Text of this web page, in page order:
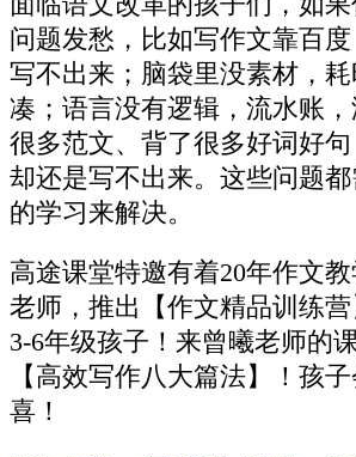
问题发愁，比如写作文靠百
写不出来；脑袋里没素材，
凑；语言没有逻辑，流水账
很多范文、背了很多好词好
却还是写不出来。这些问题
的学习来解决。
高途课堂特邀有着20年作文
老师，推出【作文精品训练
3-6年级孩子！来曾曦老师的
【高效写作八大篇法】！孩
喜！